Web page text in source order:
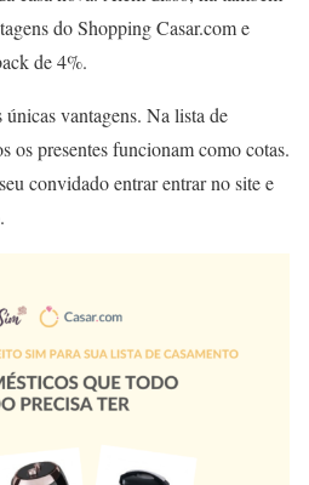
do Shopping Casar.com e
de 4%.
únicas vantagens. Na lista de
os presentes funcionam como cotas.
convidado entrar entrar no site e